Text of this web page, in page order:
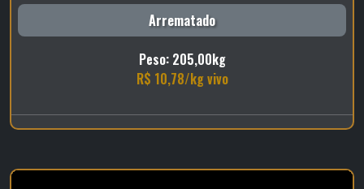
Arrematado
Peso: 205,00kg
R$ 10,78/kg vivo